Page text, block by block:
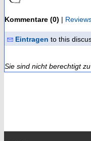
Kommentare (0) |
Eintragen to this
Sie sind nicht berechtigt